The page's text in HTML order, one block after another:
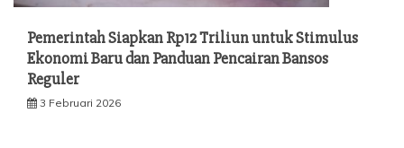
Pemerintah Siapkan Rp12 Triliun untuk Stimulus
Ekonomi Baru dan Panduan Pencairan Bansos
Reguler
3 Februari 2026